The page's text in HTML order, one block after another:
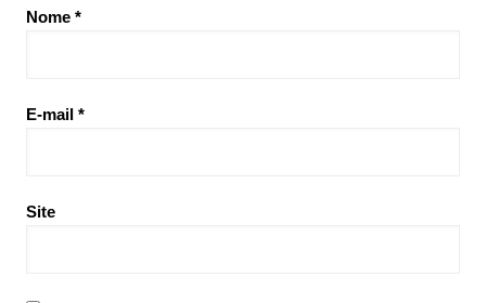
Nome *
E-mail *
Site